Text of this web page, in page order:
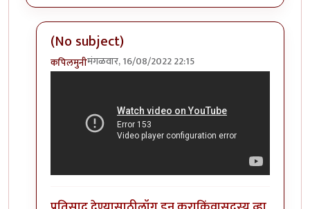
(No subject)
कपिलमुनीमंगळवार, 16/08/2022 22:15